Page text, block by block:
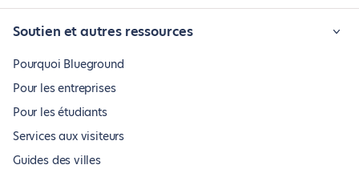
Soutien et autres ressources
Pourquoi Blueground
Pour les entreprises
Pour les étudiants
Services aux visiteurs
Guides des villes